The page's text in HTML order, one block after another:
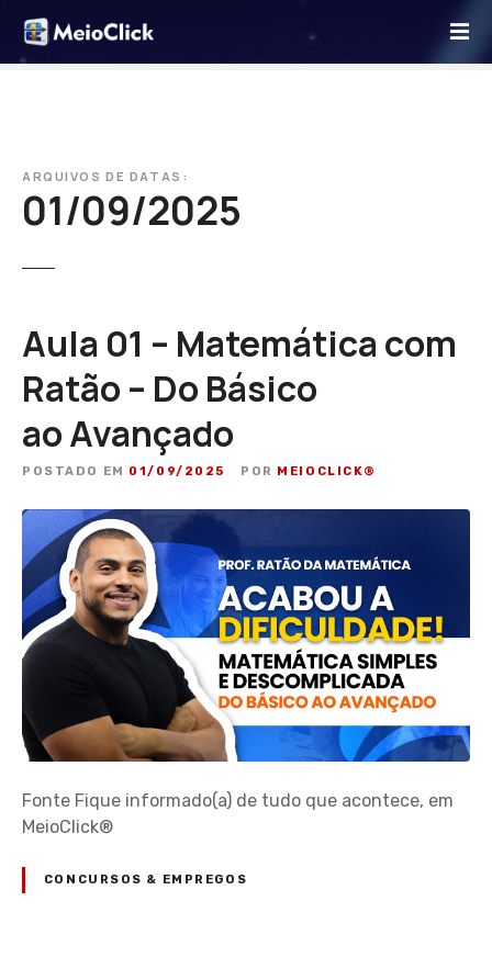
p
ARQUIVOS DE DATAS:
01/09/2025
Aula 01 – Matemática com
Ratão – Do Básico
ao Avançado
POSTADO EM 01/09/2025 POR MEIOCLICK®
Fonte Fique informado(a) de tudo que acontece, em
MeioClick®
CONCURSOS & EMPREGOS